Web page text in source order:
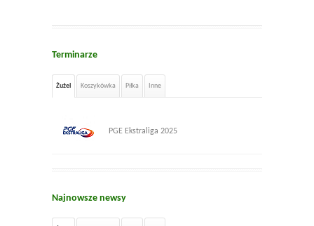
Terminarze
Żużel Koszykówka Piłka Inne
PGE Ekstraliga 2025
Najnowsze newsy